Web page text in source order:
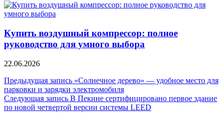
Купить воздушный компрессор: полное
руководство для умного выбора
22.06.2026
Навигация
по
записям
Предыдущая запись «Солнечное дерево» — удобное место для
парковки и зарядки электромобиля
Следующая запись В Пекине сертифицировано первое здание
по новой четвертой версии системы LEED